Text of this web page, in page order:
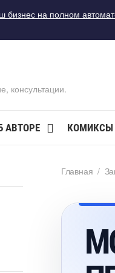
бизнес на полном
консультации.
АВТОРЕ КОМИКСЫ
Главная /